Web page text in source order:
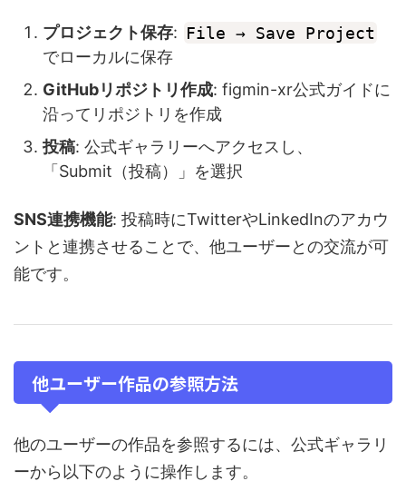
プロジェクト保存: File → Save Project
でローカルに保存
GitHubリポジトリ作成: figmin-xr公式ガイドに
沿ってリポジトリを作成
投稿: 公式ギャラリーへアクセスし、
「Submit（投稿）」を選択
SNS連携機能: 投稿時にTwitterやLinkedInのアカウ
ントと連携させることで、他ユーザーとの交流が可
能です。
他ユーザー作品の参照方法
他のユーザーの作品を参照するには、公式ギャラリ
ーから以下のように操作します。